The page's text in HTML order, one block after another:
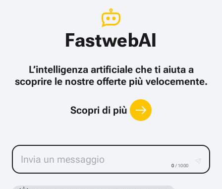
FastwebAI
L’intelligenza artificiale che ti aiuta a
scoprire le nostre offerte più velocemente.
Scopri di più
0 / 1000